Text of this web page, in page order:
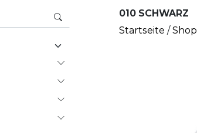
010 SCHWARZ
Startseite /Shop